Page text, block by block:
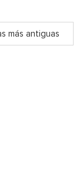
más antiguas